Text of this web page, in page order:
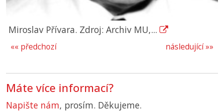
Miroslav Přívara. Zdroj: Archiv MU,...
následující »»
«« předchozí
Máte více informací?
Napište nám, prosím. Děkujeme.